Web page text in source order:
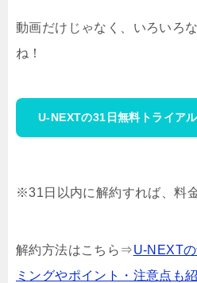
動画だけじゃなく、いろいろ
ね！
U-NEXTの31日無料トライア
※31日以内に解約すれば、料
解約方法はこちら⇒U-NEXT
ミングやポイント・注意点も紹